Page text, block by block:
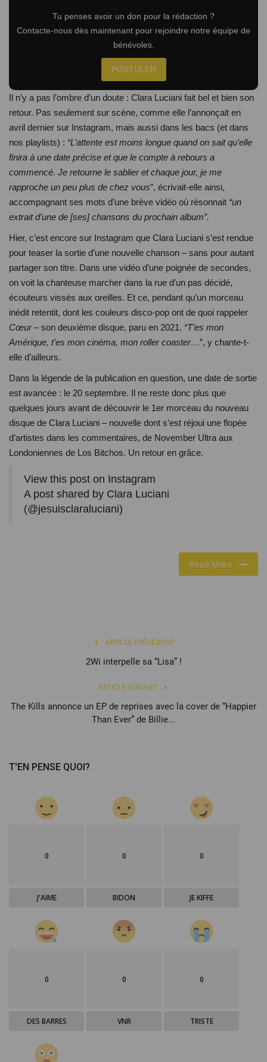
Tu penses avoir un don pour la rédaction ?
Contacte-nous dès maintenant pour rejoindre notre équipe de
bénévoles.
POSTULER
Il n’y a pas l’ombre d’un doute : Clara Luciani fait bel et bien son
retour. Pas seulement sur scène, comme elle l’annonçait en
avril dernier sur Instagram, mais aussi dans les bacs (et dans
nos playlists) : “L’attente est moins longue quand on sait qu’elle
finira à une date précise et que le compte à rebours a
commencé. Je retourne le sablier et chaque jour, je me
rapproche un peu plus de chez vous”, écrivait-elle ainsi,
accompagnant ses mots d’une brève vidéo où résonnait “un
extrait d’une de [ses] chansons du prochain album”.
Hier, c’est encore sur Instagram que Clara Luciani s’est rendue
pour teaser la sortie d’une nouvelle chanson – sans pour autant
partager son titre. Dans une vidéo d’une poignée de secondes,
on voit la chanteuse marcher dans la rue d’un pas décidé,
écouteurs vissés aux oreilles. Et ce, pendant qu’un morceau
inédit retentit, dont les couleurs disco-pop ont de quoi rappeler
Cœur– son deuxième disque, paru en 2021. “T’es mon
Amérique, t’es mon cinéma, mon roller coaster…”, y chante-t-
elle d’ailleurs.
Dans la légende de la publication en question, une date de sortie
est avancée : le 20 septembre. Il ne reste donc plus que
quelques jours avant de découvrir le 1er morceau du nouveau
disque de Clara Luciani – nouvelle dont s’est réjoui une flopée
d’artistes dans les commentaires, de November Ultra aux
Londoniennes de Los Bitchos. Un retour en grâce.
View this post on Instagram
A post shared by Clara Luciani
(@jesuisclaraluciani)
Read More
ARTICLE PRÉCÉDENT
2Wi interpelle sa “Lisa” !
ARTICLE SUIVANT
The Kills annonce un EP de reprises avec la cover de “Happier
Than Ever” de Billie...
T'EN PENSE QUOI?
0
J'AIME
0
BIDON
0
JE KIFFE
0
DES BARRES
0
VNR
0
TRISTE